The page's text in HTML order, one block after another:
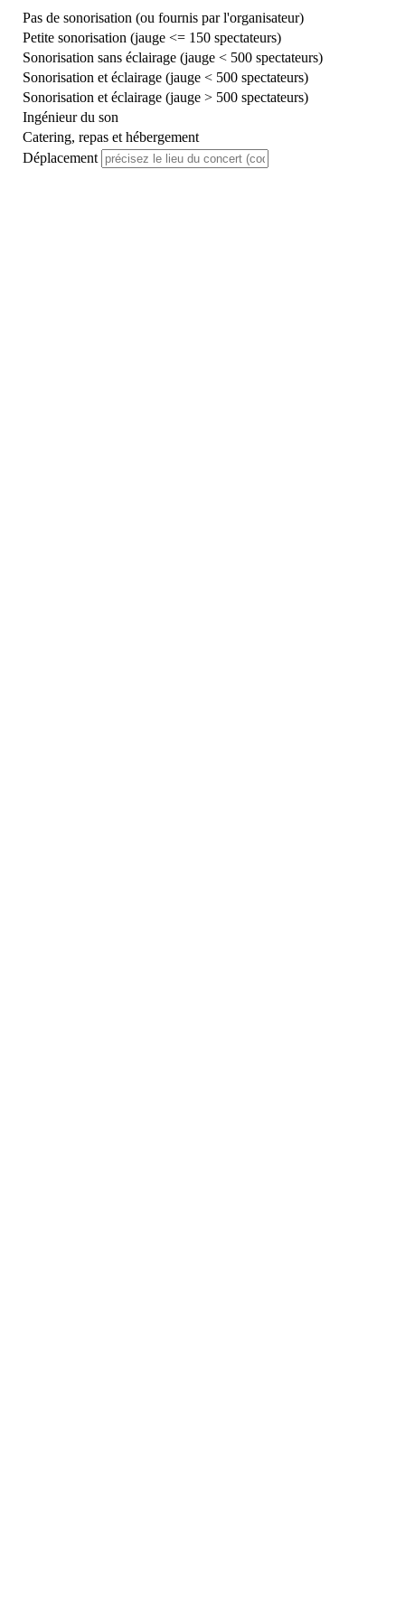
Pas de sonorisation (ou fournis par l'organisateur)
Petite sonorisation (jauge <= 150 spectateurs)
Sonorisation sans éclairage (jauge < 500 spectateurs)
Sonorisation et éclairage (jauge < 500 spectateurs)
Sonorisation et éclairage (jauge > 500 spectateurs)
Ingénieur du son
Catering, repas et hébergement
Déplacement